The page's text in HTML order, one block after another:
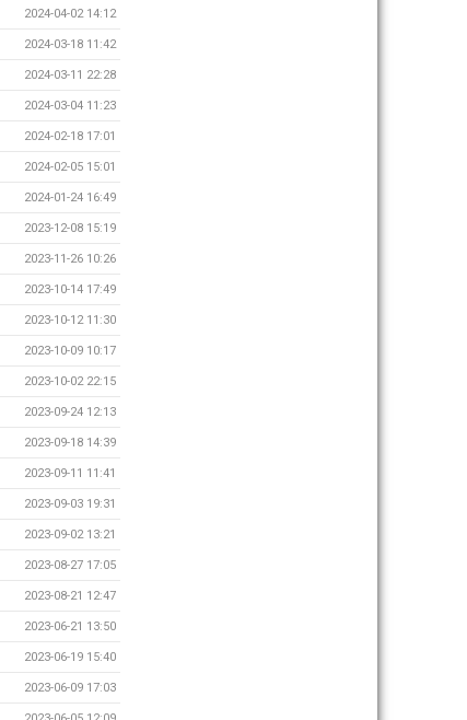
2024-04-02 14:12
2024-03-18 11:42
2024-03-11 22:28
2024-03-04 11:23
2024-02-18 17:01
2024-02-05 15:01
2024-01-24 16:49
2023-12-08 15:19
2023-11-26 10:26
2023-10-14 17:49
2023-10-12 11:30
2023-10-09 10:17
2023-10-02 22:15
2023-09-24 12:13
2023-09-18 14:39
2023-09-11 11:41
2023-09-03 19:31
2023-09-02 13:21
2023-08-27 17:05
2023-08-21 12:47
2023-06-21 13:50
2023-06-19 15:40
2023-06-09 17:03